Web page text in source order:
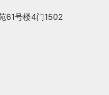
61号楼4门1502